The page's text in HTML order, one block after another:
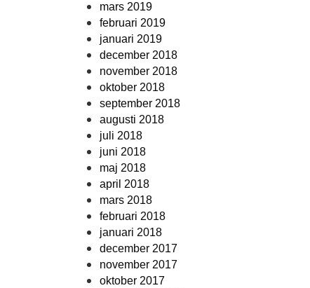
mars 2019
februari 2019
januari 2019
december 2018
november 2018
oktober 2018
september 2018
augusti 2018
juli 2018
juni 2018
maj 2018
april 2018
mars 2018
februari 2018
januari 2018
december 2017
november 2017
oktober 2017